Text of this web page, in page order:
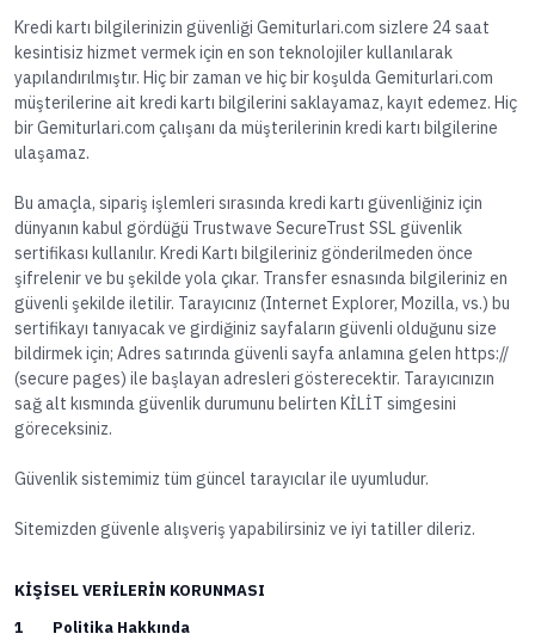
Kredi kartı bilgilerinizin güvenliği Gemiturlari.com sizlere 24 saat
kesintisiz hizmet vermek için en son teknolojiler kullanılarak
yapılandırılmıştır. Hiç bir zaman ve hiç bir koşulda Gemiturlari.com
müşterilerine ait kredi kartı bilgilerini saklayamaz, kayıt edemez. Hiç
bir Gemiturlari.com çalışanı da müşterilerinin kredi kartı bilgilerine
ulaşamaz.
Bu amaçla, sipariş işlemleri sırasında kredi kartı güvenliğiniz için
dünyanın kabul gördüğü Trustwave SecureTrust SSL güvenlik
sertifikası kullanılır. Kredi Kartı bilgileriniz gönderilmeden önce
şifrelenir ve bu şekilde yola çıkar. Transfer esnasında bilgileriniz en
güvenli şekilde iletilir. Tarayıcınız (Internet Explorer, Mozilla, vs.) bu
sertifikayı tanıyacak ve girdiğiniz sayfaların güvenli olduğunu size
bildirmek için; Adres satırında güvenli sayfa anlamına gelen https://
(secure pages) ile başlayan adresleri gösterecektir. Tarayıcınızın
sağ alt kısmında güvenlik durumunu belirten KİLİT simgesini
göreceksiniz.
Güvenlik sistemimiz tüm güncel tarayıcılar ile uyumludur.
Sitemizden güvenle alışveriş yapabilirsiniz ve iyi tatiller dileriz.
KİŞİSEL VERİLERİN KORUNMASI
1 Politika Hakkında